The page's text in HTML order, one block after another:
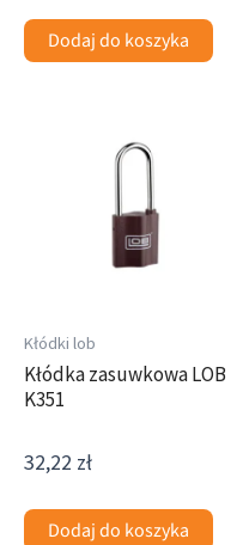
Dodaj do koszyka
Kłódki lob
Kłódka zasuwkowa LOB
K351
32,22 zł
Dodaj do koszyka